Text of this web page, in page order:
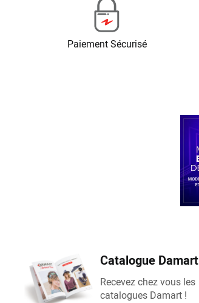
Paiement Sécurisé
Catalogue Damart
Recevez chez vous les
catalogues Damart !